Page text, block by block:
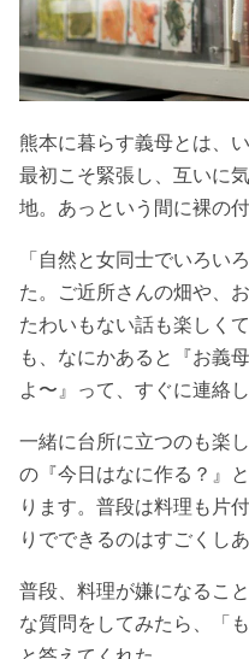
熊本に暮らす義母とは、
最初こそ緊張し、互いに
地。あっという間に裸の
「自然と女同士でいろい
た。ご近所さんの畑や、
たわいもない話も楽しく
も、なにかあると『お義
よ〜』って、すぐに連絡
一緒に台所に立つのも楽
の『今日はなに作る？』
ります。普段は料理も片
りでできるのはすごくし
普段、料理が嫌になるこ
な質問をしてみたら、「